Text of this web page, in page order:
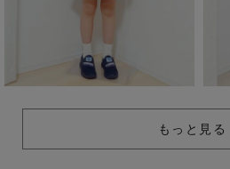
もっと見る